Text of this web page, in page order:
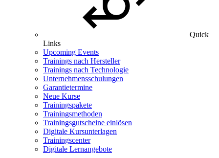
Quick
Links
Upcoming Events
Trainings nach Hersteller
Trainings nach Technologie
Unternehmensschulungen
Garantietermine
Neue Kurse
Trainingspakete
Trainingsmethoden
Trainingsgutscheine einlösen
Digitale Kursunterlagen
Trainingscenter
Digitale Lernangebote